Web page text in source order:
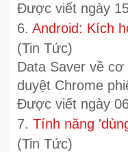
Được viết ngày
6. Android: Kích
(Tin Tức)
Data Saver về
duyệt Chrome
Được viết ngày
7. Tính năng
(Tin Tức)